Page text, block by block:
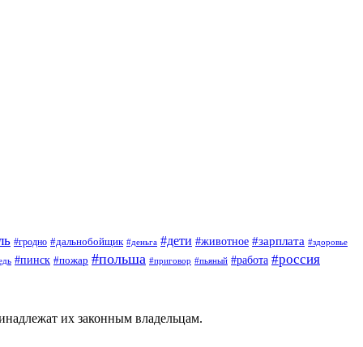
#гродно #дальнобойщик #деньга #дети #животное #зарплата #здоровье
#пинск #пожар #польша #приговор #пьяный #работа #россия
их законным владельцам.